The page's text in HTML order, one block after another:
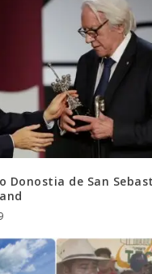
Donostia de San